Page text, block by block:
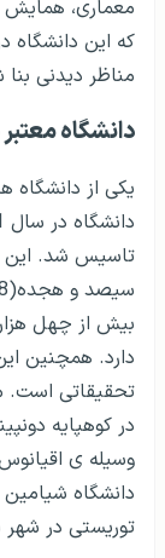
معماری، همایش
که این دانشگاه
مناظر دیدنی
دانشگاه
یکی از
تحقیقاتی است.
در کوهپایه
وسیله ی
دانشگاه
توریستی در